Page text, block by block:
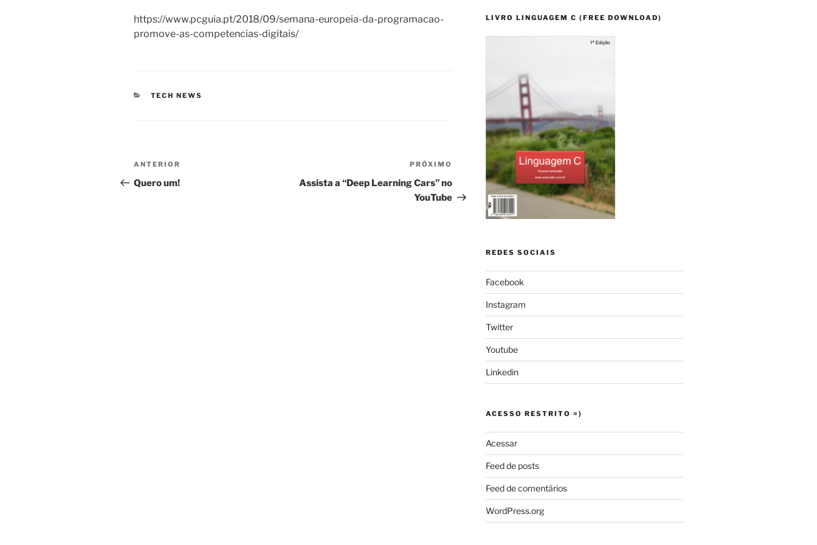
https://www.pcguia.pt/2018/09/semana-europeia-da-programacao-
promove-as-competencias-digitais/
CATEGORIAS
TECH NEWS
Navegação
de
Post
anterior
ANTERIOR
Quero um!
Próximo
post
PRÓXIMO
Assista a “Deep Learning Cars” no
YouTube
LIVRO LINGUAGEM C (FREE DOWNLOAD)
REDES SOCIAIS
Facebook
Instagram
Twitter
Youtube
Linkedin
ACESSO RESTRITO =)
Acessar
Feed de posts
Feed de comentários
WordPress.org